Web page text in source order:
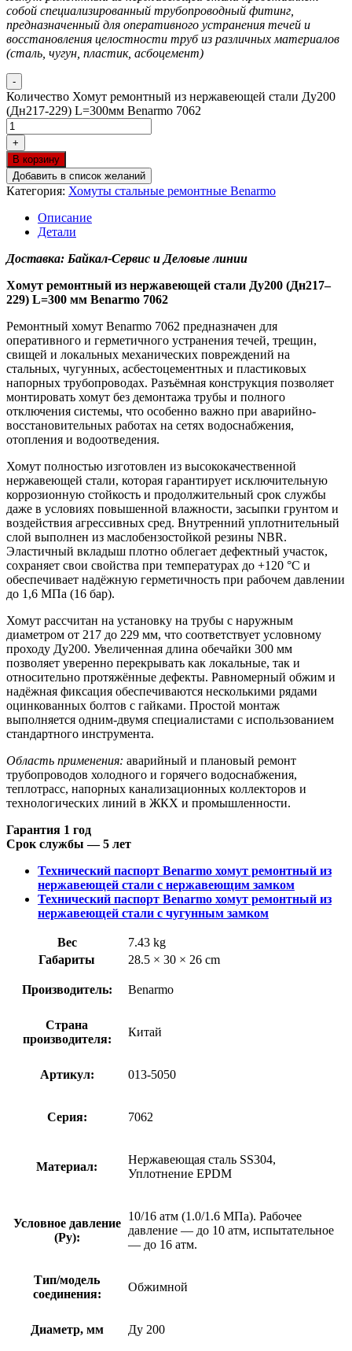
собой специализированный трубопроводный фитинг,
предназначенный для оперативного устранения течей и
восстановления целостности труб из различных материалов
(сталь, чугун, пластик, асбоцемент)
-
Количество Хомут ремонтный из нержавеющей стали Ду200
(Дн217-229) L=300мм Benarmo 7062
+
В корзину
Добавить в список желаний
Категория: Хомуты стальные ремонтные Benarmo
Описание
Детали
Доставка: Байкал-Сервис и Деловые линии
Хомут ремонтный из нержавеющей стали Ду200 (Дн217–
229) L=300 мм Benarmo 7062
Ремонтный хомут Benarmo 7062 предназначен для
оперативного и герметичного устранения течей, трещин,
свищей и локальных механических повреждений на
стальных, чугунных, асбестоцементных и пластиковых
напорных трубопроводах. Разъёмная конструкция позволяет
монтировать хомут без демонтажа трубы и полного
отключения системы, что особенно важно при аварийно-
восстановительных работах на сетях водоснабжения,
отопления и водоотведения.
Хомут полностью изготовлен из высококачественной
нержавеющей стали, которая гарантирует исключительную
коррозионную стойкость и продолжительный срок службы
даже в условиях повышенной влажности, засыпки грунтом и
воздействия агрессивных сред. Внутренний уплотнительный
слой выполнен из маслобензостойкой резины NBR.
Эластичный вкладыш плотно облегает дефектный участок,
сохраняет свои свойства при температурах до +120 °C и
обеспечивает надёжную герметичность при рабочем давлении
до 1,6 МПа (16 бар).
Хомут рассчитан на установку на трубы с наружным
диаметром от 217 до 229 мм, что соответствует условному
проходу Ду200. Увеличенная длина обечайки 300 мм
позволяет уверенно перекрывать как локальные, так и
относительно протяжённые дефекты. Равномерный обжим и
надёжная фиксация обеспечиваются несколькими рядами
оцинкованных болтов с гайками. Простой монтаж
выполняется одним-двумя специалистами с использованием
стандартного инструмента.
Область применения: аварийный и плановый ремонт
трубопроводов холодного и горячего водоснабжения,
теплотрасс, напорных канализационных коллекторов и
технологических линий в ЖКХ и промышленности.
Гарантия 1 год
Срок службы — 5 лет
Технический паспорт Benarmo хомут ремонтный из
нержавеющей стали с нержавеющим замком
Технический паспорт Benarmo хомут ремонтный из
нержавеющей стали с чугунным замком
Вес
7.43 kg
Габариты
28.5 × 30 × 26 cm
Производитель: Benarmo
Страна
производителя:
Китай
Артикул: 013-5050
Серия: 7062
Материал:
Нержавеющая сталь SS304,
Уплотнение EPDM
Условное давление
(Ру):
10/16 атм (1.0/1.6 МПа). Рабочее
давление — до 10 атм, испытательное
— до 16 атм.
Тип/модель
соединения:
Обжимной
Диаметр, мм Ду 200